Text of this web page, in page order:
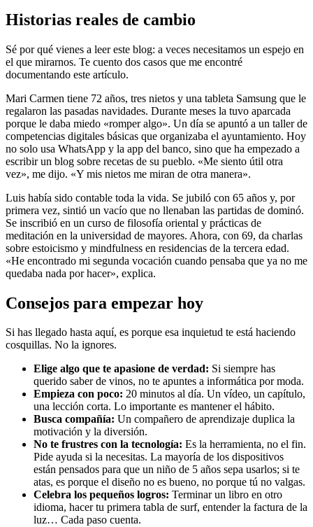
Historias reales de cambio
Sé por qué vienes a leer este blog: a veces necesitamos un espejo en
el que mirarnos. Te cuento dos casos que me encontré
documentando este artículo.
Mari Carmen tiene 72 años, tres nietos y una tableta Samsung que le
regalaron las pasadas navidades. Durante meses la tuvo aparcada
porque le daba miedo «romper algo». Un día se apuntó a un taller de
competencias digitales básicas que organizaba el ayuntamiento. Hoy
no solo usa WhatsApp y la app del banco, sino que ha empezado a
escribir un blog sobre recetas de su pueblo. «Me siento útil otra
vez», me dijo. «Y mis nietos me miran de otra manera».
Luis había sido contable toda la vida. Se jubiló con 65 años y, por
primera vez, sintió un vacío que no llenaban las partidas de dominó.
Se inscribió en un curso de filosofía oriental y prácticas de
meditación en la universidad de mayores. Ahora, con 69, da charlas
sobre estoicismo y mindfulness en residencias de la tercera edad.
«He encontrado mi segunda vocación cuando pensaba que ya no me
quedaba nada por hacer», explica.
Consejos para empezar hoy
Si has llegado hasta aquí, es porque esa inquietud te está haciendo
cosquillas. No la ignores.
Elige algo que te apasione de verdad: Si siempre has
querido saber de vinos, no te apuntes a informática por moda.
Empieza con poco: 20 minutos al día. Un vídeo, un capítulo,
una lección corta. Lo importante es mantener el hábito.
Busca compañía: Un compañero de aprendizaje duplica la
motivación y la diversión.
No te frustres con la tecnología: Es la herramienta, no el fin.
Pide ayuda si la necesitas. La mayoría de los dispositivos
están pensados para que un niño de 5 años sepa usarlos; si te
atas, es porque el diseño no es bueno, no porque tú no valgas.
Celebra los pequeños logros: Terminar un libro en otro
idioma, hacer tu primera tabla de surf, entender la factura de la
luz… Cada paso cuenta.